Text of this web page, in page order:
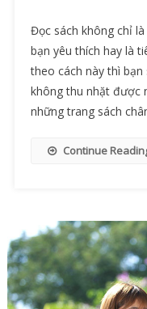
Đọc sách không chỉ
bạn yêu thích hay là
theo cách này thì
không thu nhặt được
những trang sách
Continue